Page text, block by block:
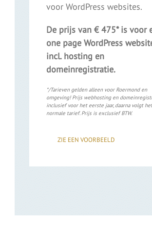
voor WordPress websites.
De prijs van € 475* is voor
one page WordPress
incl. hosting en
domeinregistratie.
*/Tarieven gelden alleen voor Roermond en
omgeving! Prijs webhosting en
inclusief voor het eerste jaar, daarna volgt het
normale tarief. Prijs is exclusief BTW.
ZIE EEN VOORBEELD